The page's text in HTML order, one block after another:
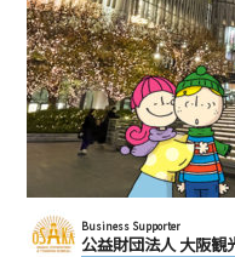
Business Supporter
公益財団法人 大阪観